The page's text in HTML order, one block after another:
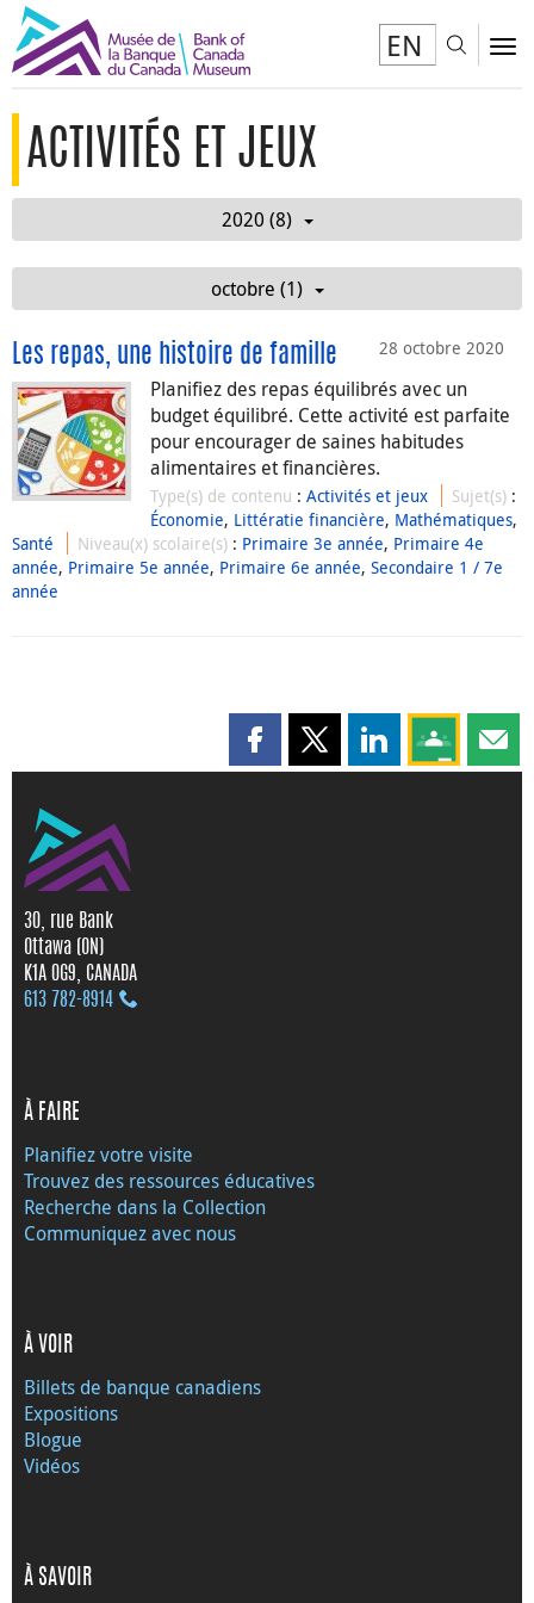
EN
ACTIVITÉS ET JEUX
2020 (8)
octobre (1)
28 octobre 2020
Les repas, une histoire de famille
Planifiez des repas équilibrés avec un
budget équilibré. Cette activité est parfaite
pour encourager de saines habitudes
alimentaires et financières.
Type(s) de contenu : Activités et jeux Sujet(s) :
Économie, Littératie financière, Mathématiques,
Santé
Niveau(x) scolaire(s) : Primaire 3e année, Primaire 4e
année, Primaire 5e année, Primaire 6e année, Secondaire 1 / 7e
année
Partager cette page sur
Partager cette page sur X
Partager cette
Partagez
30, rue Bank
Ottawa (ON)
K1A 0G9, CANADA
613 782‑8914
À FAIRE
Planifiez votre visite
Trouvez des ressources éducatives
Recherche dans la Collection
Communiquez avec nous
À VOIR
Billets de banque canadiens
Expositions
Blogue
Vidéos
À SAVOIR